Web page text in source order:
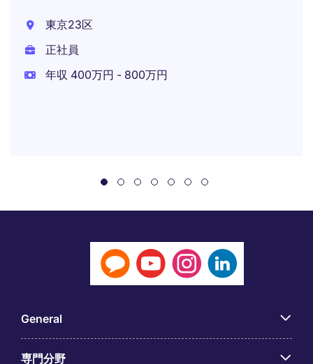
東京23区
正社員
年収 400万円 - 800万円
General
専門分野